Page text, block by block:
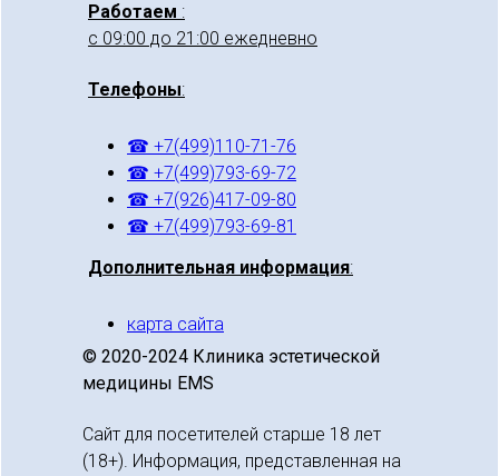
© 2020-2024 Клиника эстетической
медицины EMS
Сайт для посетителей старше 18 лет
(18+). Информация, представленная на
карта сайта
Дополнительная информация:
☎ +7(499)110-71-76
☎ +7(499)793-69-72
☎ +7(926)417-09-80
☎ +7(499)793-69-81
Телефоны:
Работаем :
с 09:00 до 21:00 ежедневно